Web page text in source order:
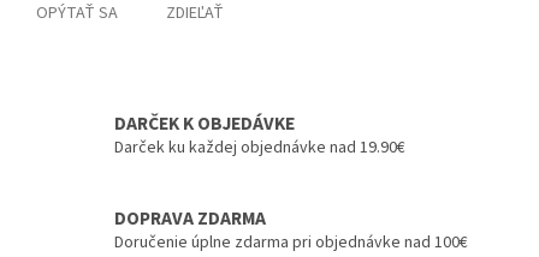
OPÝTAŤ SA ZDIEĽAŤ
DARČEK K OBJEDÁVKE
Darček ku každej objednávke nad 19.90€
DOPRAVA ZDARMA
Doručenie úplne zdarma pri objednávke nad 100€